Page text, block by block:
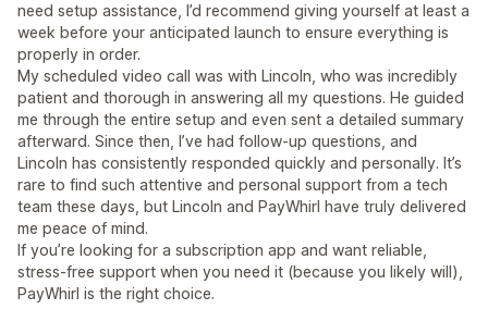
need setup assistance, I’d recommend giving yourself at least a
week before your anticipated launch to ensure everything is
properly in order.
My scheduled video call was with Lincoln, who was incredibly
patient and thorough in answering all my questions. He guided
me through the entire setup and even sent a detailed summary
afterward. Since then, I’ve had follow-up questions, and
Lincoln has consistently responded quickly and personally. It’s
rare to find such attentive and personal support from a tech
team these days, but Lincoln and PayWhirl have truly delivered
me peace of mind.
If you’re looking for a subscription app and want reliable,
stress-free support when you need it (because you likely will),
PayWhirl is the right choice.